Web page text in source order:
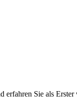
Sie als Erster